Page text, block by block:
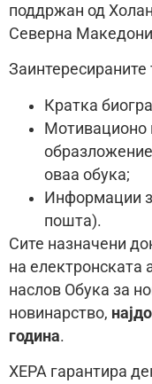
поддржан од
Северна
Заинтересираните
Кратка
Мотивационо
оваа обука;
Информации
пошта).
Сите назначени
на електронската
наслов Обука за
новинарство,
година.
ХЕРА гарантира